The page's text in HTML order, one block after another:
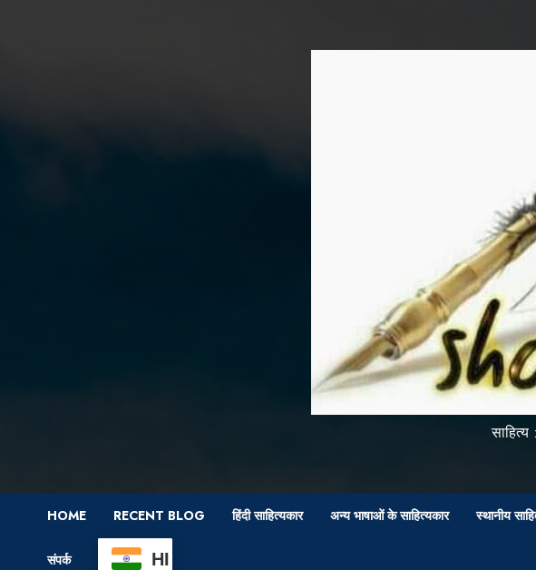
HOME RECENT BLOG हिंदी साहित्यकार अन्य भाषाओं के साहित्यकार स्थानीय
संपर्क HI